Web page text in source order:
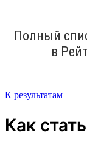
Полный
в
К результатам
Как